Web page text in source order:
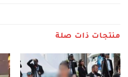
منتجات ذات صلة